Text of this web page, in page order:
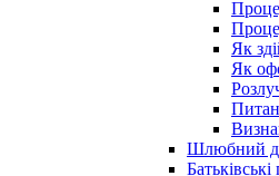
Як
Як
Шлюбний
Батьківські